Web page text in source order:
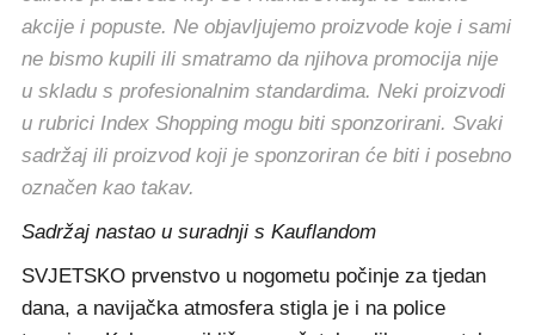
akcije i popuste. Ne objavljujemo proizvode koje i sami
ne bismo kupili ili smatramo da njihova promocija nije
u skladu s profesionalnim standardima. Neki proizvodi
u rubrici Index Shopping mogu biti sponzorirani. Svaki
sadržaj ili proizvod koji je sponzoriran će biti i posebno
označen kao takav.
Sadržaj nastao u suradnji s Kauflandom
SVJETSKO prvenstvo u nogometu počinje za tjedan
dana, a navijačka atmosfera stigla je i na police